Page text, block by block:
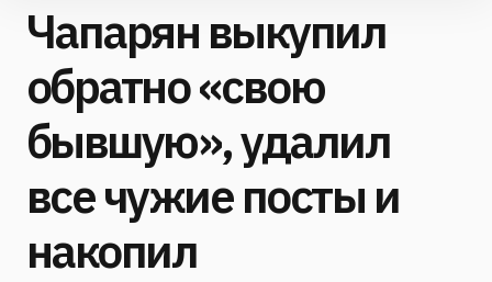
Чапарян выкупил
обратно «свою
бывшую», удалил
все чужие посты и
накопил